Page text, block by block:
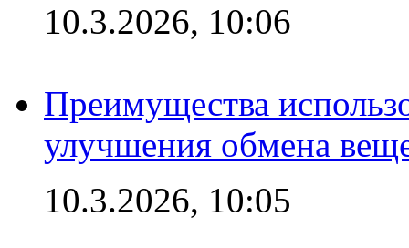
10.3.2026, 10:06
Преимущества
улучшения обмена
10.3.2026, 10:05